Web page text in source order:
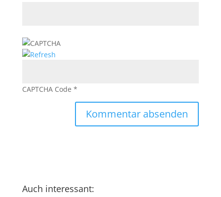
CAPTCHA Code *
Auch interessant: